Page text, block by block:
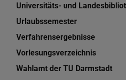
Universitäts- und
Urlaubssemester
Verfahrensergebnisse
Vorlesungsverzeichnis
Wahlamt der TU Darmstadt